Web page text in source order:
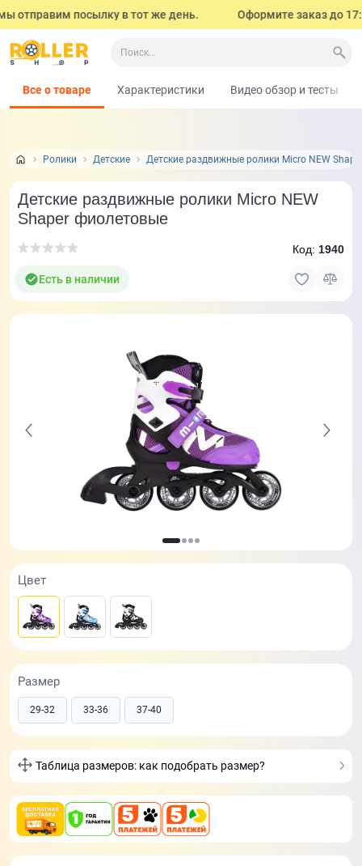
посылку в тот же день. Оформите заказ до
Ролики Детские Детские раздвижные ролики Micro NEW
Все о товаре Характеристики Видео обзор и тесты
Детские раздвижные ролики Micro NEW
Shaper фиолетовые
Есть в наличии
Код: 1940
Цвет
Размер
29-32 33-36 37-40
Таблица размеров: как подобрать размер?